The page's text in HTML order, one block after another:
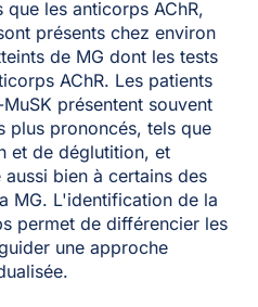
les anticorps AChR,
présents chez environ
de MG dont les tests
AChR. Les patients
présentent souvent
plus prononcés, tels que
et de déglutition, et
bien à certains des
MG. L'identification de la
permet de différencier les
une approche